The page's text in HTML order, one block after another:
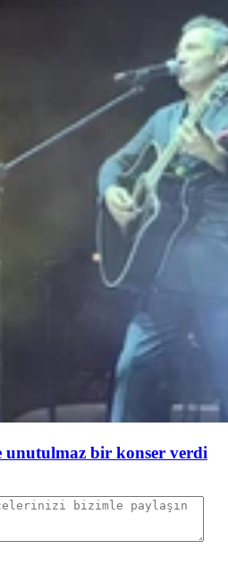
unutulmaz bir konser verdi